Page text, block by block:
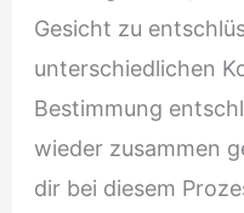
Gesicht zu
unterschiedlichen
Bestimmung
wieder zusammen
dir bei diesem